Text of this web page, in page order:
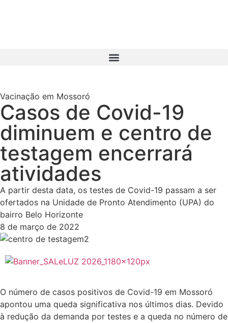
Vacinação em Mossoró
Casos de Covid-19
diminuem e centro de
testagem encerrará
atividades
A partir desta data, os testes de Covid-19 passam a ser
ofertados na Unidade de Pronto Atendimento (UPA) do
bairro Belo Horizonte
8 de março de 2022
O número de casos positivos de Covid-19 em Mossoró
apontou uma queda significativa nos últimos dias. Devido
à redução da demanda por testes e a queda no número de